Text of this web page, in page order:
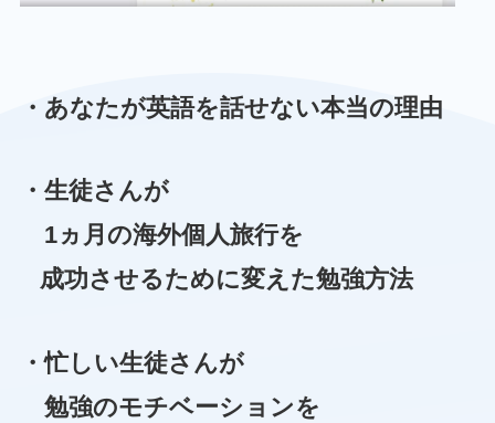
・あなたが英語を話せない本当の理由
・生徒さんが
1ヵ月の海外個人旅行を
成功させるために変えた勉強方法
・忙しい生徒さんが
勉強のモチベーションを